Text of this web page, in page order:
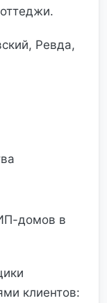
Ревда,
домов в
клиентов: